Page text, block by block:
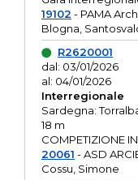
19102 - PAMA
Blogna,
R2620001
dal: 03/01/2026
al: 04/01/2026
Interregionale
Sardegna:
18 m
COMPETIZIONE
20061 - ASD
Cossu, Simone